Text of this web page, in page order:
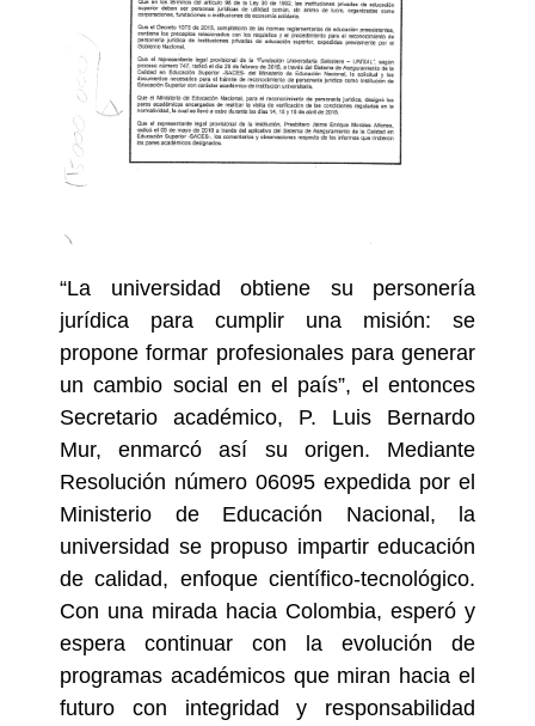
“La universidad obtiene su personería
jurídica para cumplir una misión: se
propone formar profesionales para generar
un cambio social en el país”, el entonces
Secretario académico, P. Luis Bernardo
Mur, enmarcó así su origen. Mediante
Resolución número 06095 expedida por el
Ministerio de Educación Nacional, la
universidad se propuso impartir educación
de calidad, enfoque científico-tecnológico.
Con una mirada hacia Colombia, esperó y
espera continuar con la evolución de
programas académicos que miran hacia el
futuro con integridad y responsabilidad